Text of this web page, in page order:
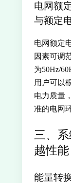
电网额
与额定
电网额定
因素可调
为50Hz/
用户可以
电力质量
准的电网
三、
越性能
能量转